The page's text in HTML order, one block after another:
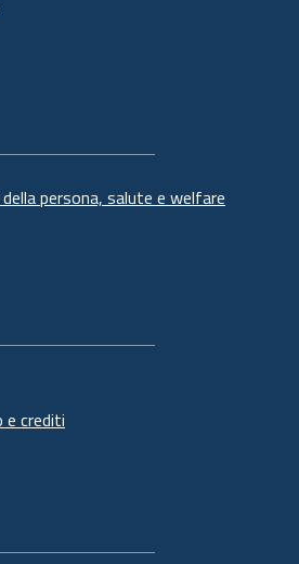
persona, salute e welfare
e crediti